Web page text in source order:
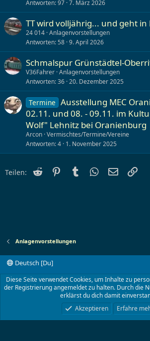
Antworten 97 7. März 2026
TT wird volljährig... und geht in
24 014 Anlagenvorstellungen
Antworten 58 9. April 2026
Schmalspur Grünstädtel-
V36Fahrer Anlagenvorstellungen
Antworten 36 20. Dezember 2025
Termine Ausstellung MEC
02.11. und 08. - 09.11. im
Wolf" Lehnitz bei Oranienburg
Arcon Vermischtes/Termine/Vereine
Antworten 4 1. November 2025
Teilen: Reddit PinterestTumblr WhatsApp
E-Mail
Anlagenvorstellungen
Deutsch [Du]
Kontakt
Nutzungsbedingungen
Hilfe und Impressum
Start
R
S
Community platform by XenForo® © 2010-2024
©2001- 2023 von Lokwolf
Diese Seite verwendet Cookies, um Inhalte zu
der Registrierung angemeldet zu halten. Durch die
erklärst du dich damit
Akzeptieren
Erfahre